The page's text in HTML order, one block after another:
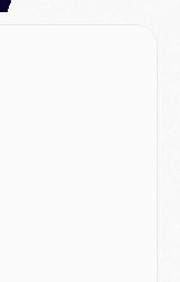
temporise